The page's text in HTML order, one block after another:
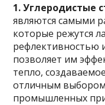
1. Углеродистые
являются самыми
которые режутся
рефлективностью
позволяет им
тепло,
отличным
промышленных